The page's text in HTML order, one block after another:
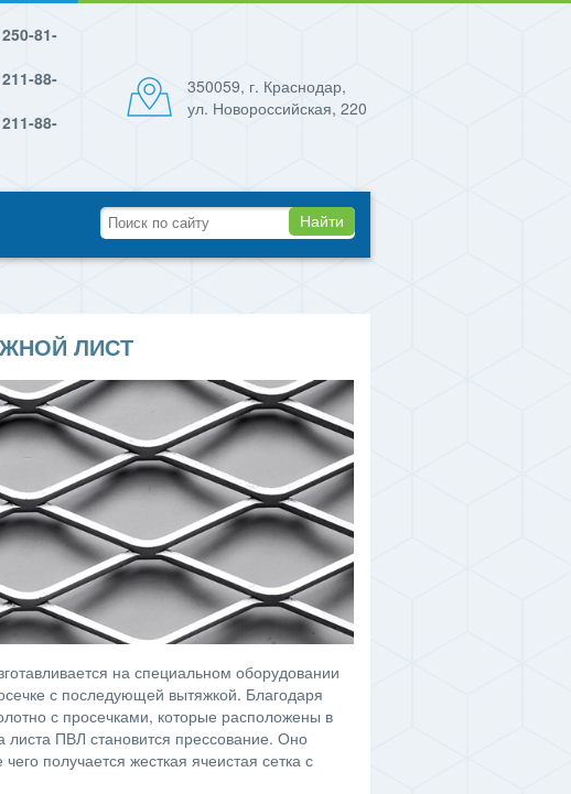
81-
88-
88-
350059, г. Краснодар,
ул. Новороссийская, 220
Найти
ЛИСТ
на специальном оборудовании
с последующей вытяжкой. Благодаря
с просечками, которые расположены в
ПВЛ становится прессование. Оно
получается жесткая ячеистая сетка с